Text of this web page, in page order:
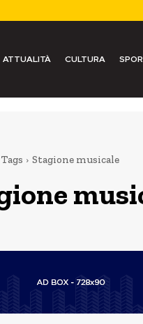
ATTUALITÀ CULTURA
Tags Stagione musicale